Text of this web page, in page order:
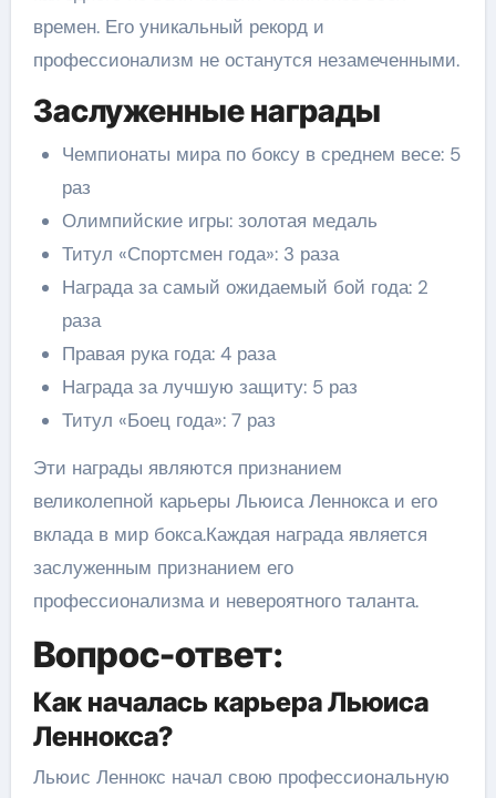
времен. Его уникальный рекорд и
профессионализм не останутся незамеченными.
Заслуженные награды
Чемпионаты мира по боксу в среднем весе: 5
раз
Олимпийские игры: золотая медаль
Титул «Спортсмен года»: 3 раза
Награда за самый ожидаемый бой года: 2
раза
Правая рука года: 4 раза
Награда за лучшую защиту: 5 раз
Титул «Боец года»: 7 раз
Эти награды являются признанием
великолепной карьеры Льюиса Леннокса и его
вклада в мир бокса.Каждая награда является
заслуженным признанием его
профессионализма и невероятного таланта.
Вопрос-ответ:
Как началась карьера Льюиса
Леннокса?
Льюис Леннокс начал свою профессиональную